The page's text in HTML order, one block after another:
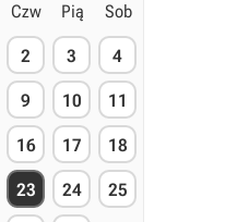
Czw Pią Sob
2 3 4
9 10 11
16 17 18
23 24 25